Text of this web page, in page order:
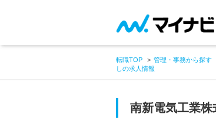
転職TOP 管理・事務から探す
しの求人情報
南新電気工業株